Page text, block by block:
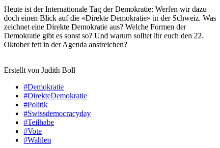
Heute ist der Internationale Tag der Demokratie: Werfen wir dazu
doch einen Blick auf die «Direkte Demokratie» in der Schweiz. Was
zeichnet eine Direkte Demokratie aus? Welche Formen der
Demokratie gibt es sonst so? Und warum solltet ihr euch den 22.
Oktober fett in der Agenda anstreichen?
Erstellt von Judith Boll
#Demokratie
#DirekteDemokratie
#Politik
#Swissdemocracyday
#Teilhabe
#Vote
#Wahlen